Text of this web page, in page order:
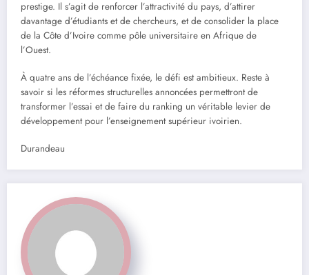
prestige. Il s’agit de renforcer l’attractivité du pays, d’attirer
davantage d’étudiants et de chercheurs, et de consolider la place
de la Côte d’Ivoire comme pôle universitaire en Afrique de
l’Ouest.
À quatre ans de l’échéance fixée, le défi est ambitieux. Reste à
savoir si les réformes structurelles annoncées permettront de
transformer l’essai et de faire du ranking un véritable levier de
développement pour l’enseignement supérieur ivoirien.
Durandeau